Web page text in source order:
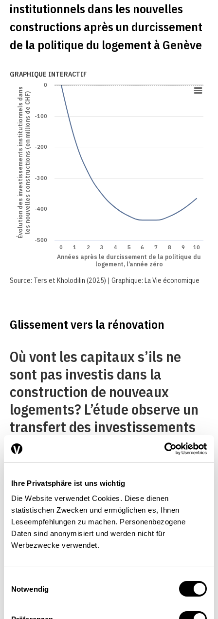
Ihre Privatsphäre ist uns wichtig
Die Website verwendet Cookies. Diese dienen
statistischen Zwecken und ermöglichen es, Ihnen
Leseempfehlungen zu machen. Personenbezogene
Daten sind anonymisiert und werden nicht für
Werbezwecke verwendet.
Notwendig
institutionnels dans les nouvelles
constructions après un durcissement
de la politique du logement à Genève
GRAPHIQUE INTERACTIF
Années après le durcissement de la politique du
logement, l’année zéro
Évolution des investissements institutionnels dansles nouvelles constructions (en millions de CHF)
0 1 2 3 4 5 6 7 8 9 10
-500
-400
-300
-200
-100
0
Source: Ters et Kholodilin (2025) | Graphique: La Vie économique
Glissement vers la rénovation
Où vont les capitaux s’ils ne
sont pas investis dans la
construction de nouveaux
logements? L’étude observe un
transfert des investissements
des nouvelles constructions
vers la préservation du parc
immobilier. À court terme, les
propriétaires privés et
institutionnels réagissent aux
réglementations en
augmentant leurs dépenses de
rénovation.
Ce basculement ne signifie pas
pour autant que l’ensemble du